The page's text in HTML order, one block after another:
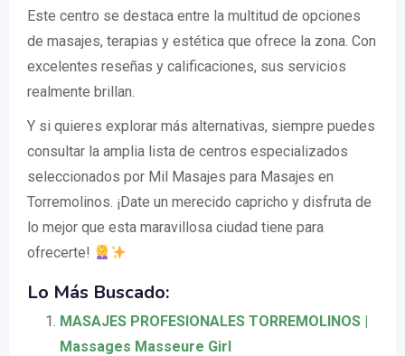
Este centro se destaca entre la multitud de opciones
de masajes, terapias y estética que ofrece la zona. Con
excelentes reseñas y calificaciones, sus servicios
realmente brillan.
Y si quieres explorar más alternativas, siempre puedes
consultar la amplia lista de centros especializados
seleccionados por Mil Masajes para Masajes en
Torremolinos. ¡Date un merecido capricho y disfruta de
lo mejor que esta maravillosa ciudad tiene para
ofrecerte!
Lo Más Buscado:
MASAJES PROFESIONALES TORREMOLINOS |
Massages Masseure Girl